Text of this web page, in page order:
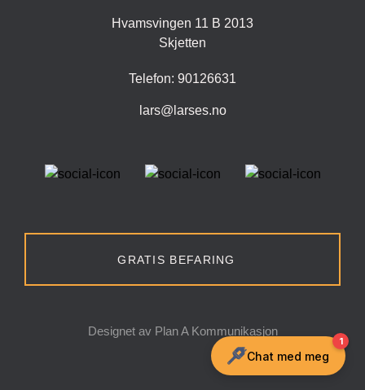
Hvamsvingen 11 B 2013
Skjetten
Telefon: 90126631
lars@larses.no
GRATIS BEFARING
Designet av Plan A Kommunikasjon